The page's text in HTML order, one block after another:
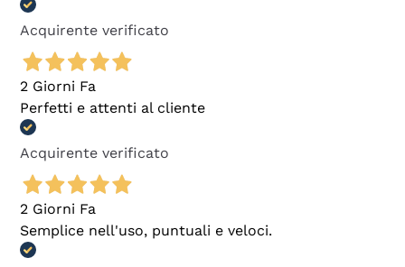
Acquirente verificato
2 Giorni Fa
Perfetti e attenti al cliente
Acquirente verificato
2 Giorni Fa
Semplice nell'uso, puntuali e veloci.